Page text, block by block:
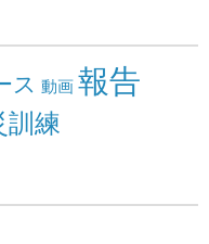
ス 動画 報告
訓練